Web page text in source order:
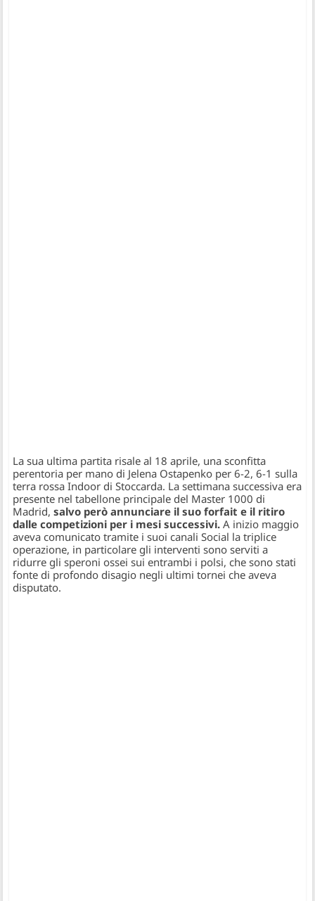
La sua ultima partita risale al 18 aprile, una sconfitta
perentoria per mano di Jelena Ostapenko per 6-2, 6-1 sulla
terra rossa Indoor di Stoccarda. La settimana successiva era
presente nel tabellone principale del Master 1000 di
Madrid,salvo però annunciare il suo forfait e il ritiro
dalle competizioni per i mesi successivi.A inizio maggio
aveva comunicato tramite i suoi canali Social la triplice
operazione, in particolare gli interventi sono serviti a
ridurre gli speroni ossei sui entrambi i polsi, che sono stati
fonte di profondo disagio negli ultimi tornei che aveva
disputato.